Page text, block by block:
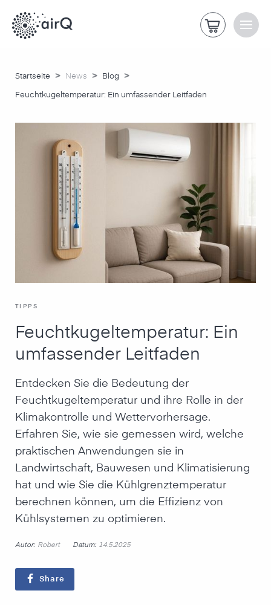
Startseite > News > Blog >
Feuchtkugeltemperatur: Ein umfassender Leitfaden
TIPPS
Feuchtkugeltemperatur: Ein
umfassender Leitfaden
Entdecken Sie die Bedeutung der
Feuchtkugeltemperatur und ihre Rolle in der
Klimakontrolle und Wettervorhersage.
Erfahren Sie, wie sie gemessen wird, welche
praktischen Anwendungen sie in
Landwirtschaft, Bauwesen und Klimatisierung
hat und wie Sie die Kühlgrenztemperatur
berechnen können, um die Effizienz von
Kühlsystemen zu optimieren.
Autor: Robert Datum: 14.5.2025
Share